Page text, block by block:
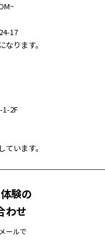
17
ります。
1-2F
います。
験の
わせ
ールで